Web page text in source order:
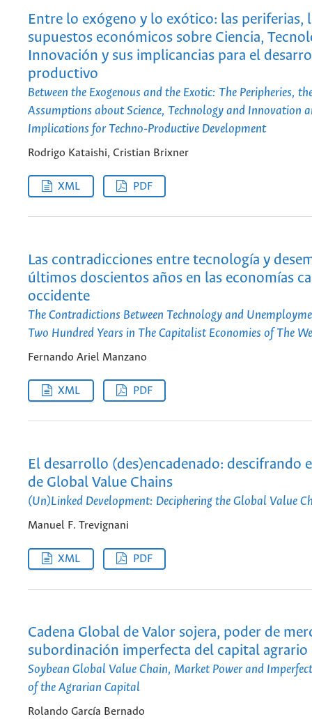
Entre lo exógeno y lo exótico: las periferias,
supuestos económicos sobre Ciencia,
Innovación y sus implicancias para el
productivo
Between the Exogenous and the Exotic: The Peripheries,
Assumptions about Science, Technology and Innovation
Implications for Techno-Productive Development
Rodrigo Kataishi, Cristian Brixner
XML PDF
Las contradicciones entre tecnología y
últimos doscientos años en las economías
occidente
The Contradictions Between Technology and
Two Hundred Years in The Capitalist Economies of The
Fernando Ariel Manzano
XML PDF
El desarrollo (des)encadenado: descifrando
de Global Value Chains
(Un)Linked Development: Deciphering the Global Value
Manuel F. Trevignani
XML PDF
Cadena Global de Valor sojera, poder de
subordinación imperfecta del capital agrario
Soybean Global Value Chain, Market Power and
of the Agrarian Capital
Rolando García Bernado